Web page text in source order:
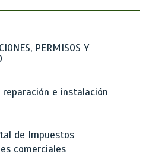
PERMISOS Y
reparación e instalación
de Impuestos
comerciales